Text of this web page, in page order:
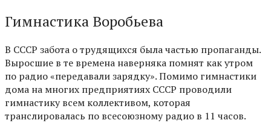
Гимнастика Воробьева
В СССР забота о трудящихся была частью пропаганды.
Выросшие в те времена наверняка помнят как утром
по радио «передавали зарядку». Помимо гимнастики
дома на многих предприятиях СССР проводили
гимнастику всем коллективом, которая
транслировалась по всесоюзному радио в 11 часов.